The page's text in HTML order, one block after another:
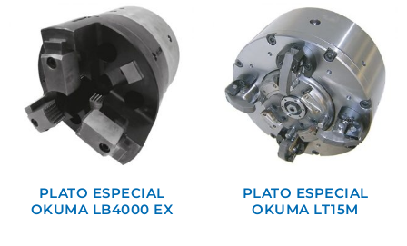
PLATO ESPECIAL
OKUMA LB4000 EX
PLATO ESPECIAL
OKUMA LT15M